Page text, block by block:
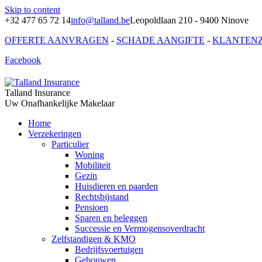
Skip to content
+32 477 65 72 14info@talland.beLeopoldlaan 210 - 9400 Ninove
OFFERTE AANVRAGEN - SCHADE AANGIFTE -
Facebook
Talland Insurance
Uw Onafhankelijke Makelaar
Home
Verzekeringen
Particulier
Woning
Mobiliteit
Gezin
Huisdieren en paarden
Rechtsbijstand
Pensioen
Sparen en beleggen
Successie en Vermogensoverdracht
Zelfstandigen & KMO
Bedrijfsvoertuigen
Gebouwen